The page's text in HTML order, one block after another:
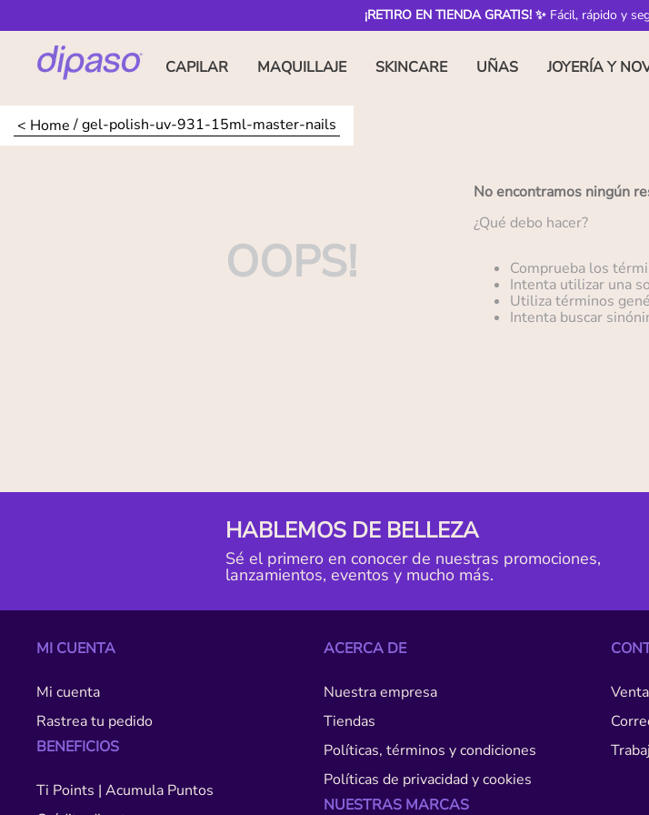
¡RETIRO EN TIENDA GRATIS! ✨ Fácil, rápido y
CAPILAR MAQUILLAJE SKINCARE UÑAS JOYERÍA Y
gel-polish-uv-931-15ml-master-nails
OOPS!
No encontramos ningún
¿Qué debo hacer?
Comprueba los
Intenta utilizar una
Utiliza términos
Intenta buscar
HABLEMOS DE BELLEZA
Sé el primero en conocer de nuestras promociones,
lanzamientos, eventos y mucho más.
MI CUENTA
Mi cuenta
Rastrea tu pedido
BENEFICIOS
Ti Points | Acumula Puntos
ACERCA DE
Nuestra empresa
Tiendas
Políticas, términos y condiciones
Políticas de privacidad y cookies
NUESTRAS MARCAS